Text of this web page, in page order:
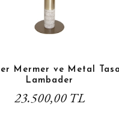
Mermer ve Metal
Lambader
23.500,00 TL